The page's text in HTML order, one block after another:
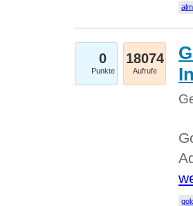
0
Punkte
18074
Aufrufe